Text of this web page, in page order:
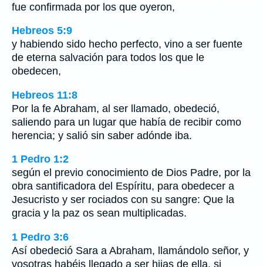
fue confirmada por los que oyeron,
Hebreos 5:9
y habiendo sido hecho perfecto, vino a ser fuente
de eterna salvación para todos los que le
obedecen,
Hebreos 11:8
Por la fe Abraham, al ser llamado, obedeció,
saliendo para un lugar que había de recibir como
herencia; y salió sin saber adónde iba.
1 Pedro 1:2
según el previo conocimiento de Dios Padre, por la
obra santificadora del Espíritu, para obedecer a
Jesucristo y ser rociados con su sangre: Que la
gracia y la paz os sean multiplicadas.
1 Pedro 3:6
Así obedeció Sara a Abraham, llamándolo señor, y
vosotras habéis llegado a ser hijas de ella, si